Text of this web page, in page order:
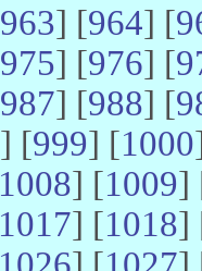
963] [964] [
975] [976] [
987] [988] [
] [999] [1000
1008] [1009]
1017] [1018]